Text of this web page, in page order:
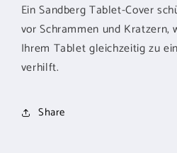
Ein Sandberg Tablet-Cover
vor Schrammen und Kratzern,
Ihrem Tablet gleichzeitig zu
verhilft.
Share